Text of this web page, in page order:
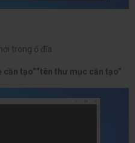
trong ổ đĩa.
tạo””tên thư mục cần tạo”